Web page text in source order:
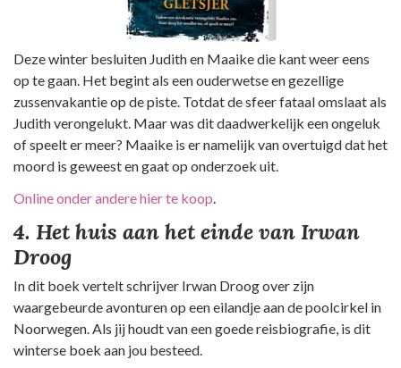
Deze winter besluiten Judith en Maaike die kant weer eens
op te gaan. Het begint als een ouderwetse en gezellige
zussenvakantie op de piste. Totdat de sfeer fataal omslaat als
Judith verongelukt. Maar was dit daadwerkelijk een ongeluk
of speelt er meer? Maaike is er namelijk van overtuigd dat het
moord is geweest en gaat op onderzoek uit.
Online onder andere hier te koop
4. Het huis aan het einde van Irwan
Droog
In dit boek vertelt schrijver Irwan Droog over zijn
waargebeurde avonturen op een eilandje aan de poolcirkel in
Noorwegen. Als jij houdt van een goede reisbiografie, is dit
winterse boek aan jou besteed.